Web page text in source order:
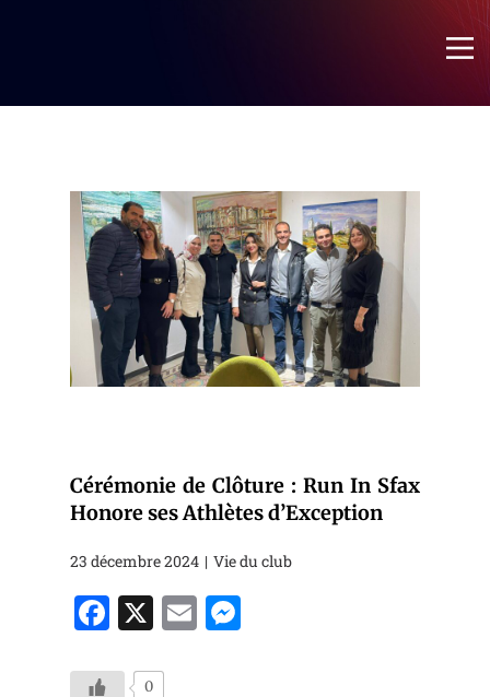
Cellules
Bureau
Actualités
Galerie
Cérémonie de Clôture : Run In Sfax
Honore ses Athlètes d’Exception
23 décembre 2024 Vie du club
Face
Ema
0